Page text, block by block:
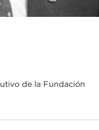
de la Fundación